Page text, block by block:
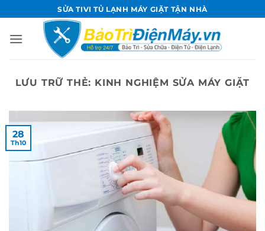
qua
nội
SỬA TIVI TỦ LẠNH MÁY GIẶT TẬN NHÀ
LƯU TRỮ THẺ: KINH NGHIỆM SỬA MÁY GIẶT
28
Th10